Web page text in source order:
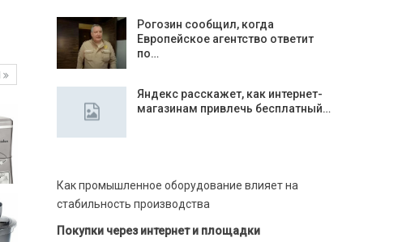
Рогозин сообщил, когда
Европейское агентство ответит
по…
Яндекс расскажет, как интернет-
магазинам привлечь бесплатный…
Как промышленное оборудование влияет на
стабильность производства
Покупки через интернет и площадки